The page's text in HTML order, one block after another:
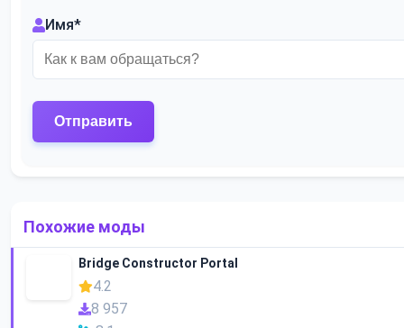
Имя*
Похожие моды
Bridge Constructor Portal
4.2
8 957